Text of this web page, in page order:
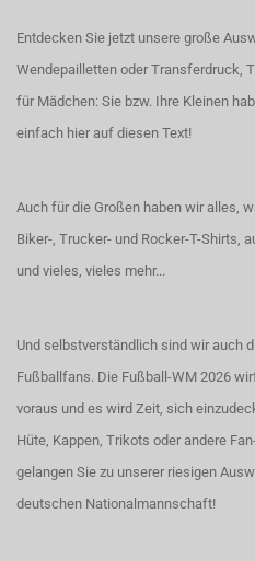
Entdecken Sie jetzt unsere große
Wendepailletten oder Transferdruck,
für Mädchen: Sie bzw. Ihre Kleinen
einfach hier auf diesen Text!
Auch für die Großen haben wir alles,
Biker-, Trucker- und Rocker-T-Shirts,
und vieles, vieles mehr...
Und selbstverständlich sind wir auch
Fußballfans. Die Fußball-WM 2026
voraus und es wird Zeit, sich
Hüte, Kappen, Trikots oder andere
gelangen Sie zu unserer riesigen
deutschen Nationalmannschaft!